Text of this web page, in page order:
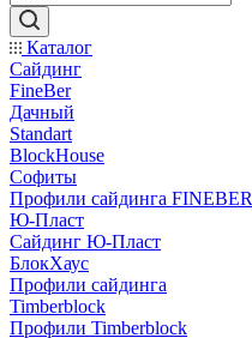
Каталог
Сайдинг
FineBer
Дачный
Standart
BlockHouse
Софиты
Профили сайдинга FINEBER
Ю-Пласт
Сайдинг Ю-Пласт
БлокХаус
Профили сайдинга
Timberblock
Профили Timberblock